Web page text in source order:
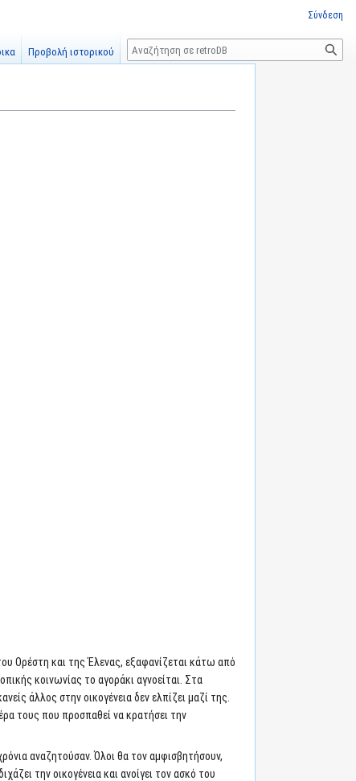
Ορέστη και της Έλενας, εξαφανίζεται κάτω από
κοινωνίας το αγοράκι αγνοείται. Στα
άλλος στην οικογένεια δεν ελπίζει μαζί της.
τους που προσπαθεί να κρατήσει την
αναζητούσαν. Όλοι θα τον αμφισβητήσουν,
την οικογένεια και ανοίγει τον ασκό του
Σύνδεση
Προβολή ιστορικού
Αναζήτηση